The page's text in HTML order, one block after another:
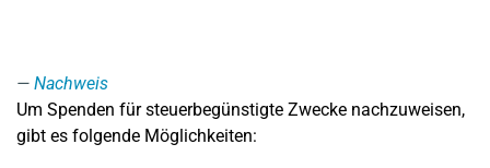
Nachweis
Um Spenden für steuerbegünstigte Zwecke nachzuweisen,
gibt es folgende Möglichkeiten: